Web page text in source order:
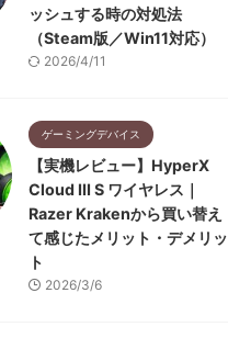
ッシュする時の対処法
（Steam版／Win11対応）
2026/4/11
ゲーミングデバイス
【実機レビュー】HyperX
Cloud III S ワイヤレス｜
Razer Krakenから買い替え
て感じたメリット・デメリッ
ト
2026/3/6